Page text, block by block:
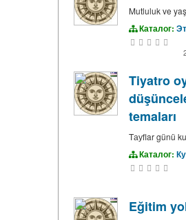
Mutluluk ve
Каталог:
Tiyatro
temaları
Tауflar günü
Каталог:
Eğitim